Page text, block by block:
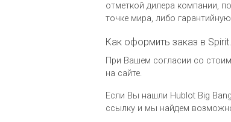
отметкой дилера компании,
точке мира, либо
Как оформить заказ в
При Вашем согласии со
на сайте.
Если Вы нашли Hublot Big
ссылку и мы найдем